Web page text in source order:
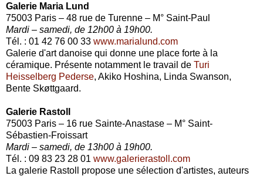
Galerie Maria Lund
75003 Paris – 48 rue de Turenne – M° Saint-Paul
Mardi – samedi, de 12h00 à 19h00.
Tél. : 01 42 76 00 33 www.marialund.com
Galerie d'art danoise qui donne une place forte à la
céramique. Présente notamment le travail de Turi
Heisselberg Pederse, Akiko Hoshina, Linda Swanson,
Bente Skøttgaard.
Galerie Rastoll
75003 Paris – 16 rue Sainte-Anastase – M° Saint-
Sébastien-Froissart
Mardi – samedi, de 13h00 à 19h00.
Tél. : 09 83 23 28 01 www.galerierastoll.com
La galerie Rastoll propose une sélection d'artistes, auteurs